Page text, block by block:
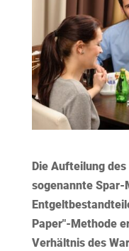
Die Aufteilung
sogenannte Spar-
Paper"-Methode
Verhältnis des